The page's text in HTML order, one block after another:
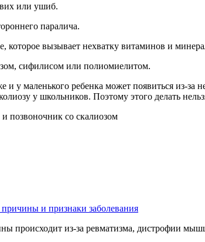
или ушиб.
паралича.
которое вызывает нехватку витаминов и
сифилисом или полиомиелитом.
и у маленького ребенка может появиться из-
у школьников. Поэтому этого делать
и признаки заболевания
происходит из-за ревматизма, дистрофии